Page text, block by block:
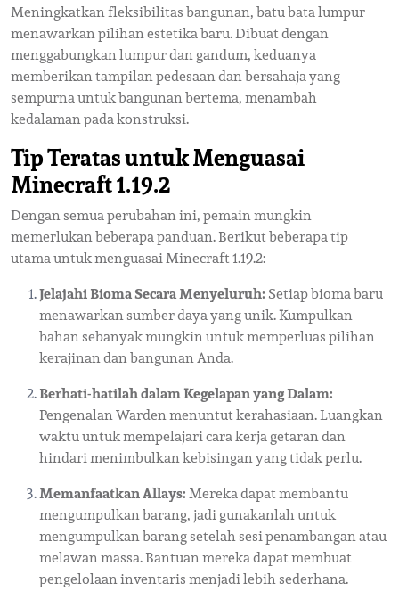
Meningkatkan fleksibilitas bangunan, batu bata lumpur
menawarkan pilihan estetika baru. Dibuat dengan
menggabungkan lumpur dan gandum, keduanya
memberikan tampilan pedesaan dan bersahaja yang
sempurna untuk bangunan bertema, menambah
kedalaman pada konstruksi.
Tip Teratas untuk Menguasai
Minecraft 1.19.2
Dengan semua perubahan ini, pemain mungkin
memerlukan beberapa panduan. Berikut beberapa tip
utama untuk menguasai Minecraft 1.19.2:
Jelajahi Bioma Secara Menyeluruh: Setiap bioma baru
menawarkan sumber daya yang unik. Kumpulkan
bahan sebanyak mungkin untuk memperluas pilihan
kerajinan dan bangunan Anda.
Berhati-hatilah dalam Kegelapan yang Dalam:
Pengenalan Warden menuntut kerahasiaan. Luangkan
waktu untuk mempelajari cara kerja getaran dan
hindari menimbulkan kebisingan yang tidak perlu.
Memanfaatkan Allays:Mereka dapat membantu
mengumpulkan barang, jadi gunakanlah untuk
mengumpulkan barang setelah sesi penambangan atau
melawan massa. Bantuan mereka dapat membuat
pengelolaan inventaris menjadi lebih sederhana.